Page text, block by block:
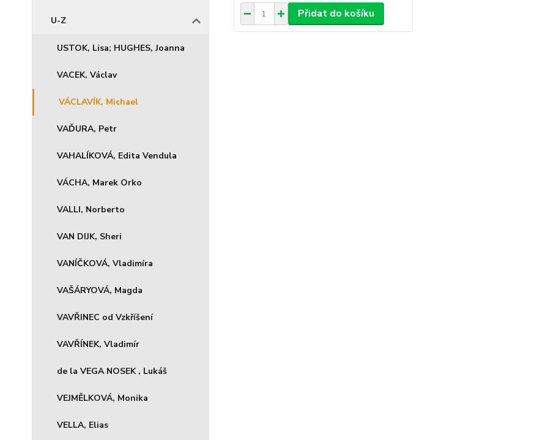
U-Z
USTOK, Lisa; HUGHES, Joanna
VACEK, Václav
VÁCLAVÍK, Michael
VAĎURA, Petr
VAHALÍKOVÁ, Edita Vendula
VÁCHA, Marek Orko
VALLI, Norberto
VAN DIJK, Sheri
VANÍČKOVÁ, Vladimíra
VAŠÁRYOVÁ, Magda
VAVŘINEC od Vzkříšení
VAVŘÍNEK, Vladimír
de la VEGA NOSEK , Lukáš
VEJMĚLKOVÁ, Monika
VELLA, Elias
Přidat do košíku